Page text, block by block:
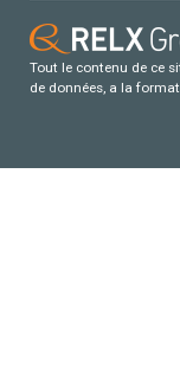
Tout le contenu de ce
de données, a la